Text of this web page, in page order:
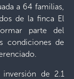
a 64 familias,
de la finca El
parte del
condiciones de
de 2.1